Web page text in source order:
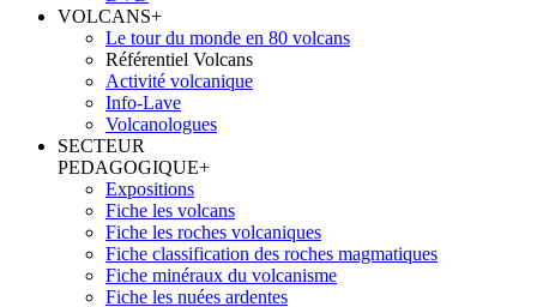
VOLCANS+
Le tour du monde en 80 volcans
Référentiel Volcans
Activité volcanique
Info-Lave
Volcanologues
SECTEUR
PEDAGOGIQUE+
Expositions
Fiche les volcans
Fiche les roches volcaniques
Fiche classification des roches magmatiques
Fiche minéraux du volcanisme
Fiche les nuées ardentes